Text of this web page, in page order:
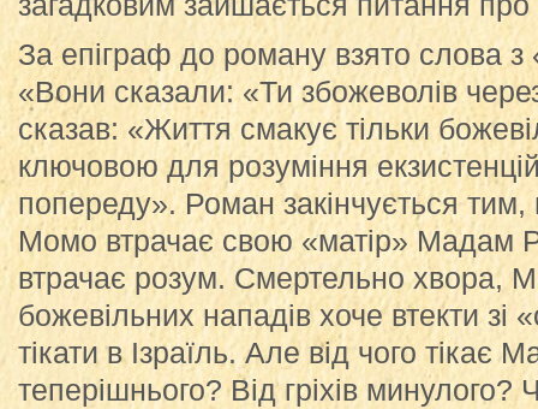
За епіграф до роману взято слова
«Вони сказали: «Ти збожеволів
сказав: «Життя смакує тільки
ключовою для розуміння
попереду». Роман закінчується
Момо втрачає свою «матір» Мадам
втрачає розум. Смертельно хвора,
божевільних нападів хоче втекти зі
тікати в Ізраїль. Але від чого тікає
теперішнього? Від гріхів